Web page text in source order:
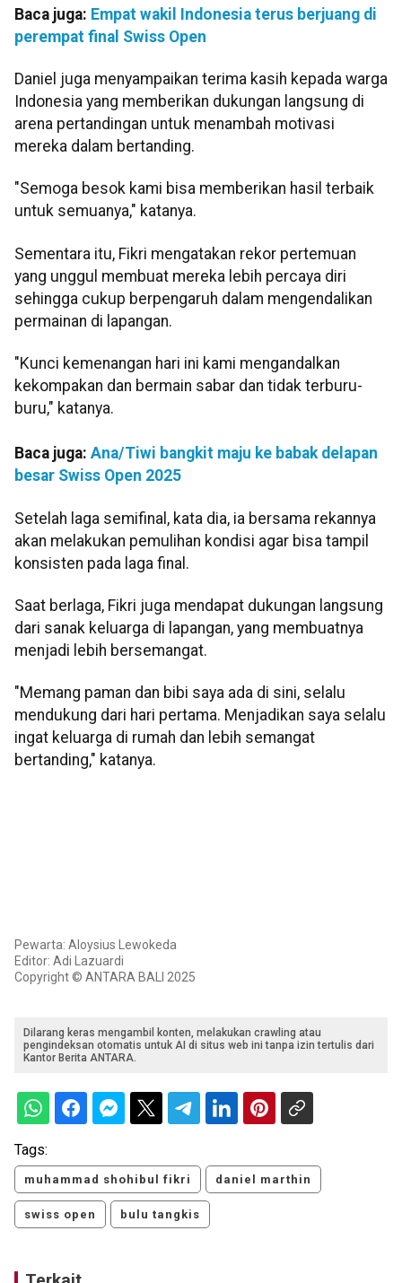
Baca juga: Empat wakil Indonesia terus berjuang di
perempat final Swiss Open
Daniel juga menyampaikan terima kasih kepada warga
Indonesia yang memberikan dukungan langsung di
arena pertandingan untuk menambah motivasi
mereka dalam bertanding.
"Semoga besok kami bisa memberikan hasil terbaik
untuk semuanya," katanya.
Sementara itu, Fikri mengatakan rekor pertemuan
yang unggul membuat mereka lebih percaya diri
sehingga cukup berpengaruh dalam mengendalikan
permainan di lapangan.
"Kunci kemenangan hari ini kami mengandalkan
kekompakan dan bermain sabar dan tidak terburu-
buru," katanya.
Baca juga: Ana/Tiwi bangkit maju ke babak delapan
besar Swiss Open 2025
Setelah laga semifinal, kata dia, ia bersama rekannya
akan melakukan pemulihan kondisi agar bisa tampil
konsisten pada laga final.
Saat berlaga, Fikri juga mendapat dukungan langsung
dari sanak keluarga di lapangan, yang membuatnya
menjadi lebih bersemangat.
"Memang paman dan bibi saya ada di sini, selalu
mendukung dari hari pertama. Menjadikan saya selalu
ingat keluarga di rumah dan lebih semangat
bertanding," katanya.
Pewarta: Aloysius Lewokeda
Editor: Adi Lazuardi
Copyright © ANTARA BALI 2025
Dilarang keras mengambil konten, melakukan crawling atau
pengindeksan otomatis untuk AI di situs web ini tanpa izin tertulis dari
Kantor Berita ANTARA.
Tags:
muhammad shohibul fikri daniel marthin
swiss open bulu tangkis